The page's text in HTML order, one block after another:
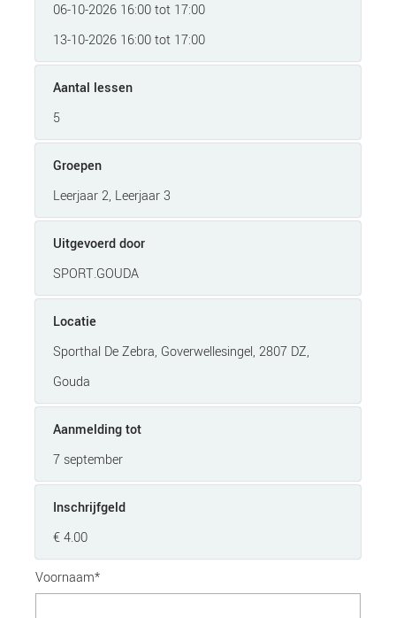
06-10-2026 16:00 tot 17:00
13-10-2026 16:00 tot 17:00
Aantal lessen
5
Groepen
Leerjaar 2, Leerjaar 3
Uitgevoerd door
SPORT.GOUDA
Locatie
Sporthal De Zebra, Goverwellesingel, 2807 DZ,
Gouda
Aanmelding tot
7 september
Inschrijfgeld
€ 4.00
Voornaam*